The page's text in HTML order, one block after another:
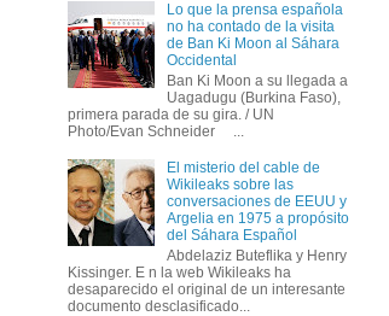
Lo que la prensa española
no ha contado de la visita
de Ban Ki Moon al Sáhara
Occidental
Ban Ki Moon a su llegada a
Uagadugu (Burkina Faso),
primera parada de su gira. / UN
Photo/Evan Schneider ...
El misterio del cable de
Wikileaks sobre las
conversaciones de EEUU y
Argelia en 1975 a propósito
del Sáhara Español
Abdelaziz Buteflika y Henry
Kissinger. E n la web Wikileaks ha
desaparecido el original de un interesante
documento desclasificado...